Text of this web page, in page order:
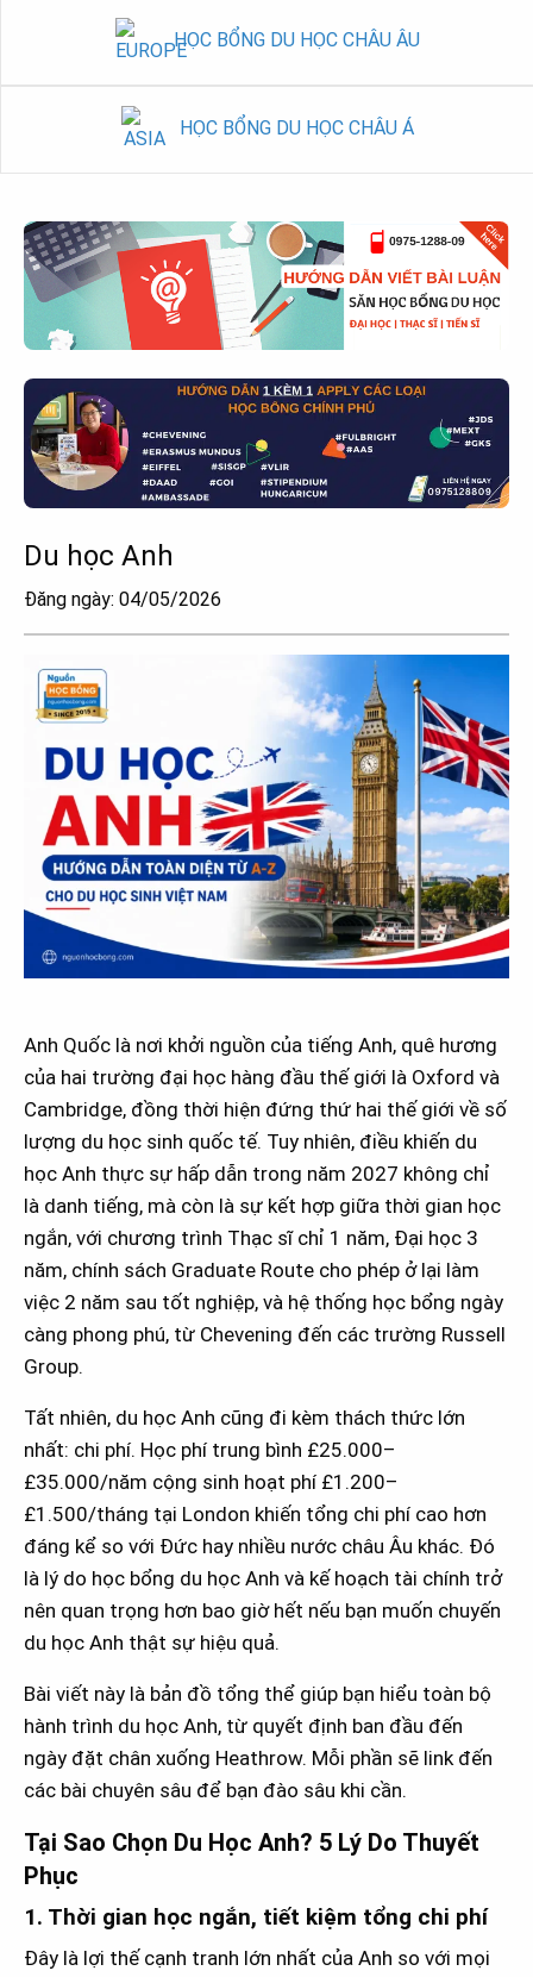
HỌC BỔNG DU HỌC CHÂU ÂU
HỌC BỔNG DU HỌC CHÂU Á
Du học Anh
Đăng ngày: 04/05/2026
Anh Quốc là nơi khởi nguồn của tiếng Anh, quê hương
của hai trường đại học hàng đầu thế giới là Oxford và
Cambridge, đồng thời hiện đứng thứ hai thế giới về số
lượng du học sinh quốc tế. Tuy nhiên, điều khiến du
học Anh thực sự hấp dẫn trong năm 2027 không chỉ
là danh tiếng, mà còn là sự kết hợp giữa thời gian học
ngắn, với chương trình Thạc sĩ chỉ 1 năm, Đại học 3
năm, chính sách Graduate Route cho phép ở lại làm
việc 2 năm sau tốt nghiệp, và hệ thống học bổng ngày
càng phong phú, từ Chevening đến các trường Russell
Group.
Tất nhiên, du học Anh cũng đi kèm thách thức lớn
nhất: chi phí. Học phí trung bình £25.000–
£35.000/năm cộng sinh hoạt phí £1.200–
£1.500/tháng tại London khiến tổng chi phí cao hơn
đáng kể so với Đức hay nhiều nước châu Âu khác. Đó
là lý do học bổng du học Anh và kế hoạch tài chính trở
nên quan trọng hơn bao giờ hết nếu bạn muốn chuyến
du học Anh thật sự hiệu quả.
Bài viết này là bản đồ tổng thể giúp bạn hiểu toàn bộ
hành trình du học Anh, từ quyết định ban đầu đến
ngày đặt chân xuống Heathrow. Mỗi phần sẽ link đến
các bài chuyên sâu để bạn đào sâu khi cần.
Tại Sao Chọn Du Học Anh? 5 Lý Do Thuyết
Phục
1. Thời gian học ngắn, tiết kiệm tổng chi phí
Đây là lợi thế cạnh tranh lớn nhất của Anh so với mọi